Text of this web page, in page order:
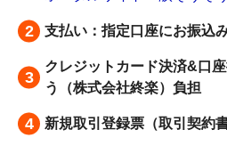
支払い：指定口座にお振込
クレジットカード決済&口
う（株式会社終楽）負担
新規取引登録票（取引契約